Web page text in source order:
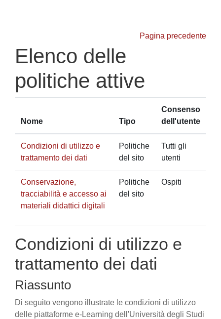
Pagina precedente
Elenco delle
politiche attive
Nome Tipo
Consenso
dell'utente
Condizioni di utilizzo e
trattamento dei dati
Politiche
del sito
Tutti gli
utenti
Conservazione,
tracciabilità e accesso ai
materiali didattici digitali
Politiche
del sito
Ospiti
Condizioni di utilizzo e
trattamento dei dati
Riassunto
Di seguito vengono illustrate le condizioni di utilizzo
delle piattaforme e-Learning dell'Università degli Studi